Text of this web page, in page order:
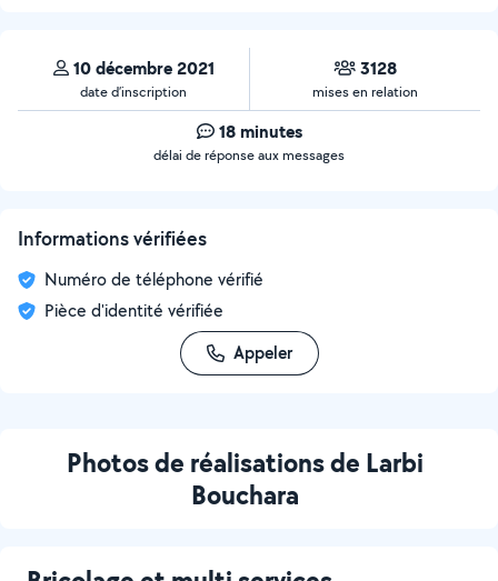
10 décembre 2021
date d’inscription
3128
mises en relation
18 minutes
délai de réponse aux messages
Informations vérifiées
Numéro de téléphone vérifié
Pièce d'identité vérifiée
Appeler
Photos de réalisations de Larbi
Bouchara